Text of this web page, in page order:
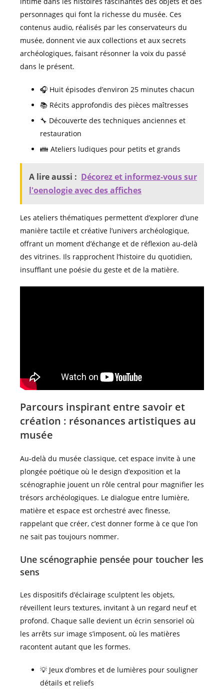
personnages qui font la richesse du musée. Ces
contenus audio, réalisés par les conservateurs du
musée, donnent vie aux collections et aux secrets
archéologiques, faisant résonner la voix du passé
dans le présent.
🎧 Huit épisodes d’environ 25 minutes chacun
📚 Récits approfondis des pièces maîtresses
🔧 Découverte des techniques anciennes et
restauration
👪 Ateliers ludiques pour petits et grands
A lire aussi : Décorez et informez-vous sur
l'oenologie avec des affiches
Les ateliers thématiques permettent d’explorer d’une
manière tactile et créative l’univers archéologique,
offrant un moment d’échange et de réflexion au-delà
des vitrines. Ils rapprochent l’histoire du quotidien,
insufflant une poésie du geste et de la matière.
Parcours inspirant entre savoir et
création : résonances artistiques au
musée
Au-delà du musée classique, cet espace invite à une
plongée poétique où le design d’exposition et la
scénographie jouent un rôle central pour magnifier les
trésors archéologiques. Le dialogue entre lumière,
matière et espace est orchestré avec finesse,
rappelant que créer, c’est donner forme à ce que l’on
ne sait pas toujours nommer.
Une scénographie pensée pour toucher les
sens
Les dispositifs d’éclairage sculptent les objets,
réveillent leurs textures, invitant à un regard neuf et
profond. Chaque salle devient un écrin sensoriel où
les arrêts sur image s’imposent, où les matières
racontent autant que les formes.
💡 Jeux d’ombres et de lumières pour souligner
détails et reliefs